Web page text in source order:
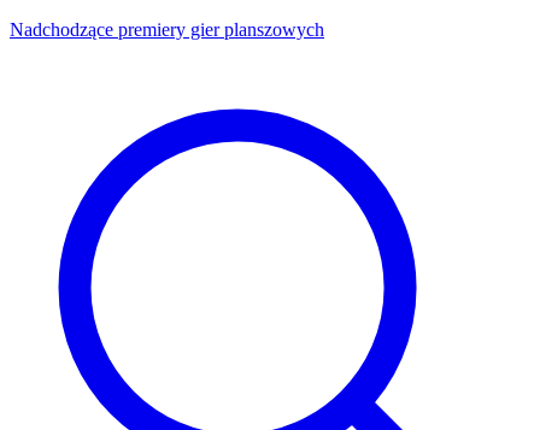
Nadchodzące premiery gier planszowych